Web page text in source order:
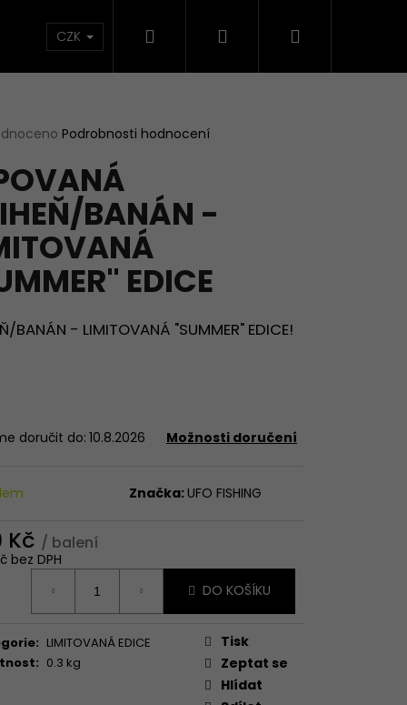
CZK Přihlášení
Podrobnosti hodnocení
BANÁN -
EDICE
BANÁN - LIMITOVANÁ "SUMMER" EDICE!
doručit do: 10.8.2026 Možnosti doručení
Značka:UFO FISHING
Kč / balení
bez DPH
DO KOŠÍKU
: LIMITOVANÁ EDICE
: 0.3 kg
Tisk
Zeptat se
Hlídat